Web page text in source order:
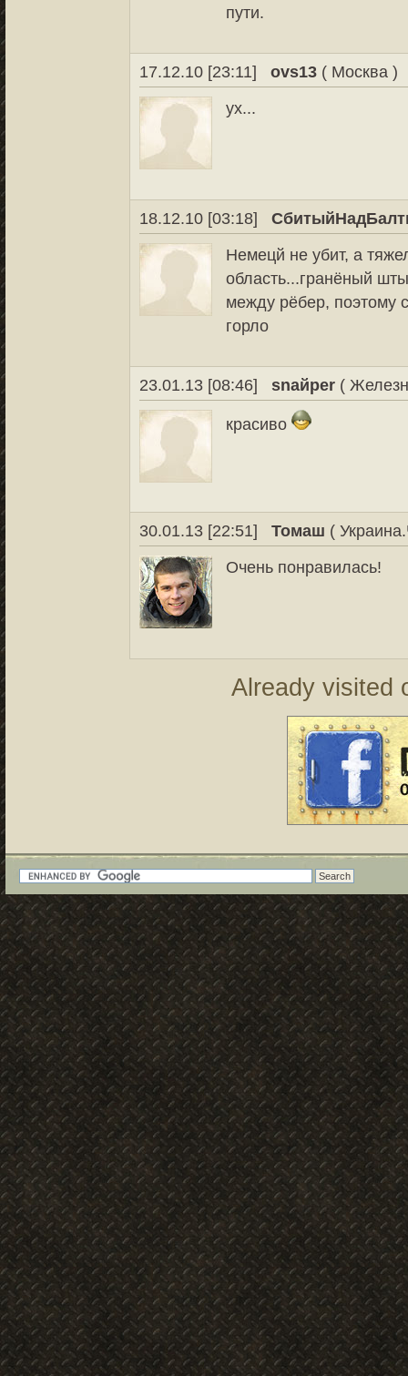
пути.
17.12.10 [23:11] ovs13 ( Москва )
ух...
18.12.10 [03:18]
Немецй не убит, а
область...гранёный
между рёбер, поэтому
горло
23.01.13 [08:46] snaйper (
красиво
30.01.13 [22:51] Томаш (
Очень понравилась!
Already visited